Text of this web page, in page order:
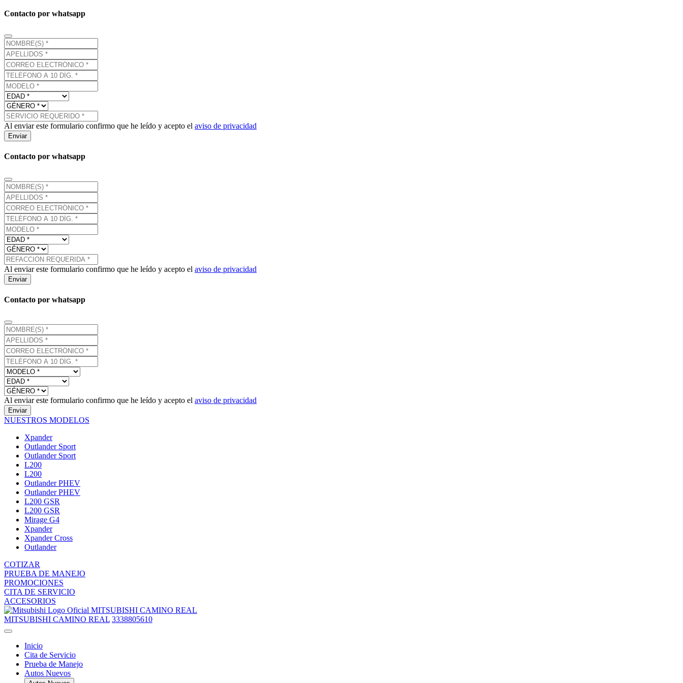
Contacto por whatsapp
Al enviar este formulario confirmo que he leído y acepto el aviso de privacidad
Enviar
Contacto por whatsapp
Al enviar este formulario confirmo que he leído y acepto el aviso de privacidad
Enviar
Contacto por whatsapp
Al enviar este formulario confirmo que he leído y acepto el aviso de privacidad
Enviar
NUESTROS MODELOS
Xpander
Outlander Sport
Outlander Sport
L200
L200
Outlander PHEV
Outlander PHEV
L200 GSR
L200 GSR
Mirage G4
Xpander
Xpander Cross
Outlander
COTIZAR
PRUEBA DE MANEJO
PROMOCIONES
CITA DE SERVICIO
ACCESORIOS
MITSUBISHI CAMINO REAL
MITSUBISHI CAMINO REAL 3338805610
Inicio
Cita de Servicio
Prueba de Manejo
Autos Nuevos